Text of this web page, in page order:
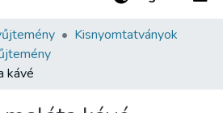
Kisnyomtatványok
kávé